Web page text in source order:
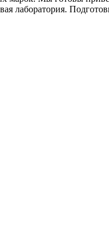
лаборатория.